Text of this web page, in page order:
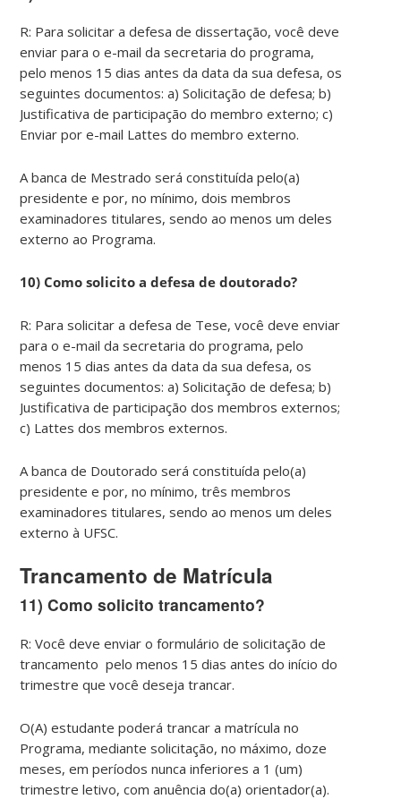
R: Para solicitar a defesa de dissertação, você deve
enviar para o e-mail da secretaria do programa,
pelo menos 15 dias antes da data da sua defesa, os
seguintes documentos: a) Solicitação de defesa; b)
Justificativa de participação do membro externo; c)
Enviar por e-mail Lattes do membro externo.
A banca de Mestrado será constituída pelo(a)
presidente e por, no mínimo, dois membros
examinadores titulares, sendo ao menos um deles
externo ao Programa.
10) Como solicito a defesa de doutorado?
R: Para solicitar a defesa de Tese, você deve enviar
para o e-mail da secretaria do programa, pelo
menos 15 dias antes da data da sua defesa, os
seguintes documentos: a) Solicitação de defesa; b)
Justificativa de participação dos membros externos;
c) Lattes dos membros externos.
A banca de Doutorado será constituída pelo(a)
presidente e por, no mínimo, três membros
examinadores titulares, sendo ao menos um deles
externo à UFSC.
Trancamento de Matrícula
11) Como solicito trancamento?
R: Você deve enviar o formulário de solicitação de
trancamento pelo menos 15 dias antes do início do
trimestre que você deseja trancar.
O(A) estudante poderá trancar a matrícula no
Programa, mediante solicitação, no máximo, doze
meses, em períodos nunca inferiores a 1 (um)
trimestre letivo, com anuência do(a) orientador(a).